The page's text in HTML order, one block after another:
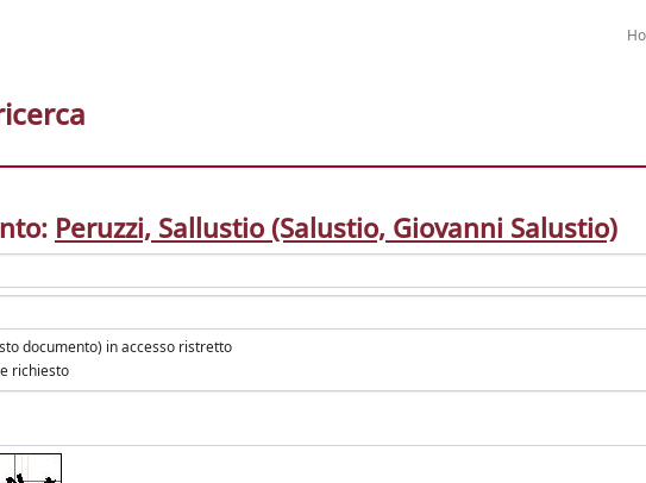
Peruzzi, Sallustio (Salustio, Giovanni Salustio)
documento) in accesso ristretto
richiesto